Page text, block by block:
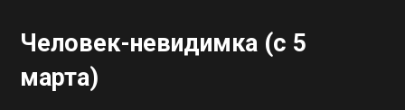
Человек-невидимка (с 5
марта)